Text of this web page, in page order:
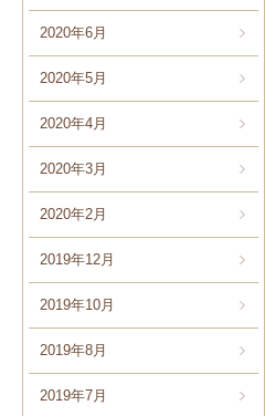
2020年6月
2020年5月
2020年4月
2020年3月
2020年2月
2019年12月
2019年10月
2019年8月
2019年7月